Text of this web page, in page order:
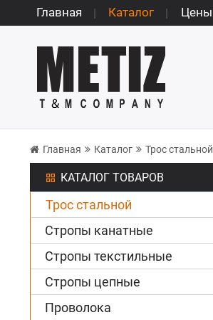
Главная Каталог Цены
Главная Каталог Трос стальной
КАТАЛОГ ТОВАРОВ
Трос стальной
Стропы канатные
Стропы текстильные
Стропы цепные
Проволока